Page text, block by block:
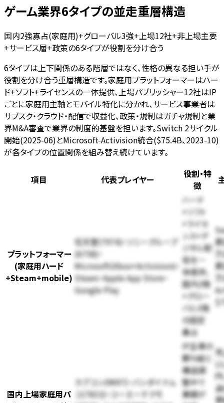
ゲーム業界6タイプの並走重層構造
国内2強寡占(家庭用)+グローバル3強+上場12社+非上場主要
+サービス層+政策の6タイプが役割を分け合う
6タイプは上下関係のある階層ではなく、性格の異なる担い手が
役割を分け合う重層構造です。家庭用プラットフォーマーはハー
ド+ソフト+ライセンスの一体提供、上場パブリッシャー12社はIP
ごとに家庭用主軸とモバイル特化に分かれ、サービス事業者は
サブスク・クラウド・配信で収益化、政策・規制はガチャ規制と業
界M&A審査で業界の制度的基盤を担います。Switch 2サイクル
開始(2025-06)とMicrosoft-Activision統合($75.4B、2023-10)
が各タイプの位置関係を組み替え続けています。
項目 代表プレイヤー
役割・特
徴
プラットフォーマー
(家庭用ハード
+Steam+mobile)
任天堂(7974)・ソニーグループ
(6758)・
Microsoft(Xbox+Activision)・
Steam・Apple App Store・
Google Play
ハード
+ソフト
+ライセ
ンス+デ
ジタル配
信を一
体提供、
国内2強
+グロー
バル3強
の固定
寡占
国内上場家庭用パ
カプコン(9697)・バンダイナム
コ(7832)・コーエーテクモ
IP主導の
勝ち組と
構造調
整中で
業績が